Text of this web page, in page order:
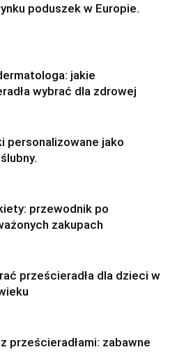
poduszek w Europie.
jakie
wybrać dla zdrowej
personalizowane jako
przewodnik po
zakupach
prześcieradła dla dzieci w
z prześcieradłami: zabawne